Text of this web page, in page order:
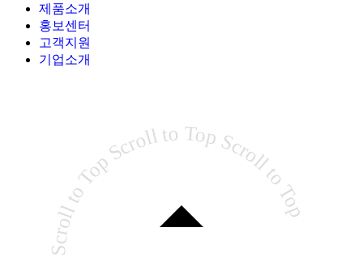
제품소개
홍보센터
고객지원
기업소개
Scroll to Top Scroll to Top Scroll to Top